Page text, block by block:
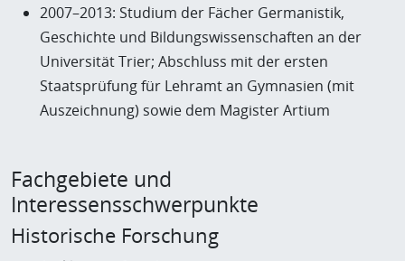
2007–2013: Studium der Fächer Germanistik,
Geschichte und Bildungswissenschaften an der
Universität Trier; Abschluss mit der ersten
Staatsprüfung für Lehramt an Gymnasien (mit
Auszeichnung) sowie dem Magister Artium
Fachgebiete und
Interessensschwerpunkte
Historische Forschung